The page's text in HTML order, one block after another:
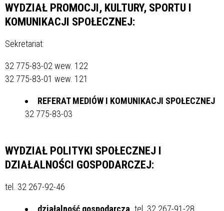
WYDZIAŁ PROMOCJI, KULTURY, SPORTU I
KOMUNIKACJI SPOŁECZNEJ:
Sekretariat:
32 775-83-02 wew. 122
32 775-83-01 wew. 121
REFERAT MEDIÓW I KOMUNIKACJI SPOŁECZNEJ
32 775-83-03
WYDZIAŁ POLITYKI SPOŁECZNEJ I
DZIAŁALNOŚCI GOSPODARCZEJ:
tel. 32 267-92-46
działalność gospodarcza, tel. 32 267-91-28